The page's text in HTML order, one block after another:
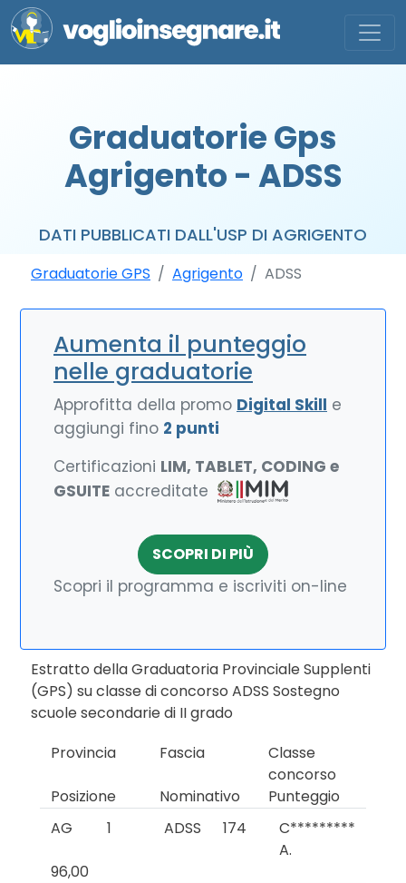
Graduatorie Gps
Agrigento - ADSS
DATI PUBBLICATI DALL'USP DI AGRIGENTO
Graduatorie GPS Agrigento ADSS
Aumenta il punteggio
nelle graduatorie
Approfitta della promo Digital Skill e
aggiungi fino 2 punti
Certificazioni LIM, TABLET, CODING e
GSUITE accreditate
SCOPRI DI PIÙ
Scopri il programma e iscriviti on-line
Estratto della Graduatoria Provinciale Supplenti
(GPS) su classe di concorso ADSS Sostegno
scuole secondarie di II grado
Provincia
Fascia
Classe
concorso
Posizione
Nominativo
Punteggio
AG
1 ADSS 174
C*********
A.
96,00